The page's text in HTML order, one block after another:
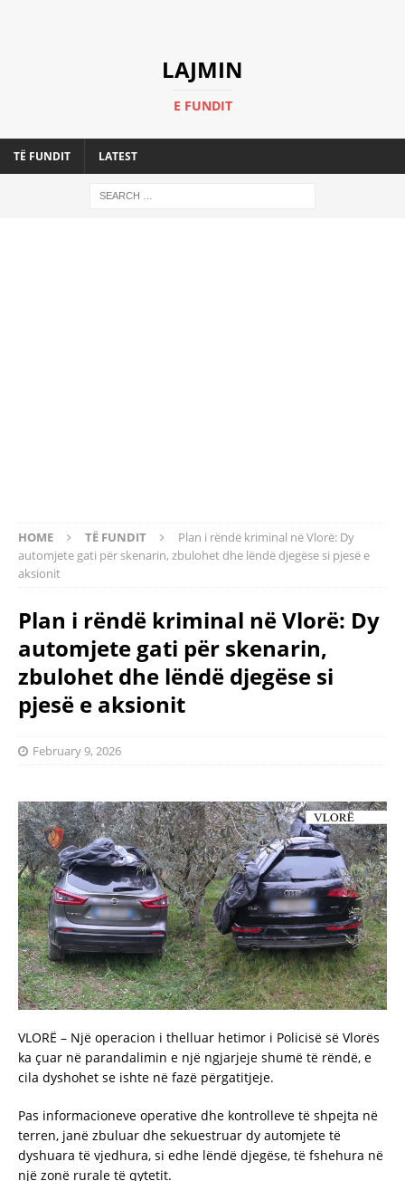
LAJMIN
E FUNDIT
TË FUNDIT LATEST
HOME TË FUNDIT
Plan i rëndë kriminal në Vlorë: Dy
automjete gati për skenarin, zbulohet dhe lëndë djegëse si pjesë e
aksionit
Plan i rëndë kriminal në Vlorë: Dy
automjete gati për skenarin,
zbulohet dhe lëndë djegëse si
pjesë e aksionit
February 9, 2026
VLORË – Një operacion i thelluar hetimor i Policisë së Vlorës
ka çuar në parandalimin e një ngjarjeje shumë të rëndë, e
cila dyshohet se ishte në fazë përgatitjeje.
Pas informacioneve operative dhe kontrolleve të shpejta në
terren, janë zbuluar dhe sekuestruar dy automjete të
dyshuara të vjedhura, si edhe lëndë djegëse, të fshehura në
një zonë rurale të qytetit.